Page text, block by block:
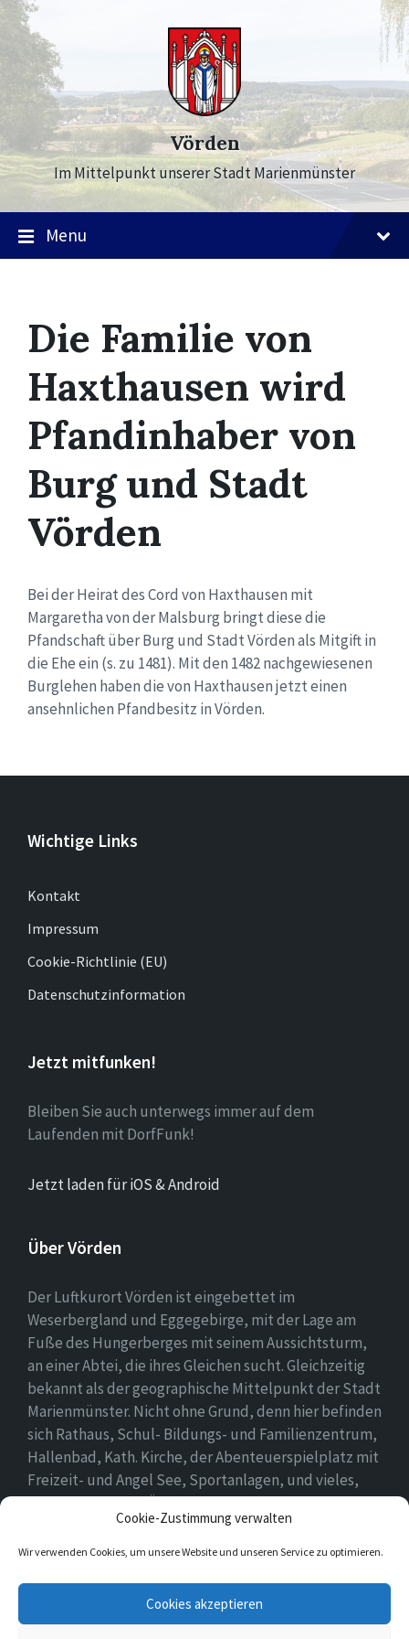
Cookie-Zustimmung verwalten
Wir verwenden Cookies, um unsere Website und unseren Service zu optimieren.
Cookies akzeptieren
Skip
to
content
Skip
to
main
navigation
Skip
to
footer
Vörden
Im Mittelpunkt unserer Stadt Marienmünster
Menu
Die Familie von
Haxthausen wird
Pfandinhaber von
Burg und Stadt
Vörden
Bei der Heirat des Cord von Haxthausen mit
Margaretha von der Malsburg bringt diese die
Pfandschaft über Burg und Stadt Vörden als Mitgift in
die Ehe ein (s. zu 1481). Mit den 1482 nachgewiesenen
Burglehen haben die von Haxthausen jetzt einen
ansehnlichen Pfandbesitz in Vörden.
Wichtige Links
Kontakt
Impressum
Cookie-Richtlinie (EU)
Datenschutzinformation
Jetzt mitfunken!
Bleiben Sie auch unterwegs immer auf dem
Laufenden mit DorfFunk!
Jetzt laden für iOS & Android
Über Vörden
Der Luftkurort Vörden ist eingebettet im
Weserbergland und Eggegebirge, mit der Lage am
Fuße des Hungerberges mit seinem Aussichtsturm,
an einer Abtei, die ihres Gleichen sucht. Gleichzeitig
bekannt als der geographische Mittelpunkt der Stadt
Marienmünster. Nicht ohne Grund, denn hier befinden
sich Rathaus, Schul- Bildungs- und Familienzentrum,
Hallenbad, Kath. Kirche, der Abenteuerspielplatz mit
Freizeit- und Angel See, Sportanlagen, und vieles,
vieles mehr. Einen Überblick findet ihr hier auf
unserer Webseite..